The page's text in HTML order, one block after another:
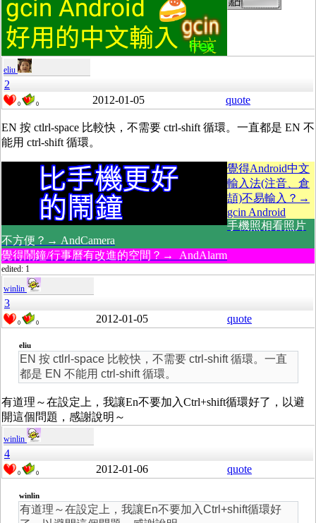
eliu
2
0 0 2012-01-05 quote
EN 按 ctlrl-space 比較快，不需要 ctrl-shift 循環。一直都是 EN 不
能用 ctrl-shift 循環。
覺得Android中文
輸入法(注音、倉
頡)不易輸入？→
gcin Android
手機照相看照片
不方便？→ AndCamera
覺得鬧鐘/行事曆有改進的空間？→ AndAlarm
edited: 1
winlin
3
0 0 2012-01-05 quote
eliu
EN 按 ctlrl-space 比較快，不需要 ctrl-shift 循環。一直
都是 EN 不能用 ctrl-shift 循環。
有道理～在設定上，我讓En不要加入Ctrl+shift循環好了，以避
開這個問題，感謝說明～
winlin
4
0 0 2012-01-06 quote
winlin
有道理～在設定上，我讓En不要加入Ctrl+shift循環好